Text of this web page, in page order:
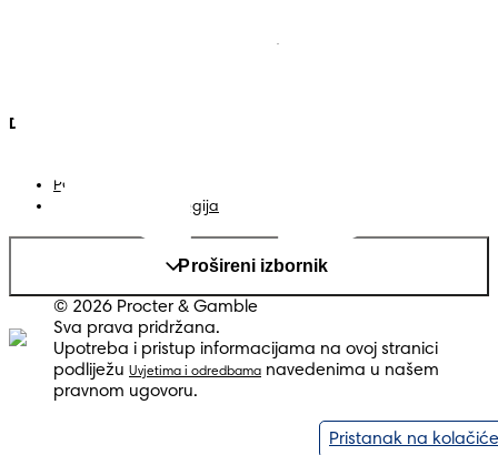
Država/regija
PG web-stranica
Promijeni država/regija
Prošireni izbornik
© 2026 Procter & Gamble
Sva prava pridržana.
Upotreba i pristup informacijama na ovoj stranici
podliježu Uvjetima i odredbama navedenima u našem
pravnom ugovoru.
Pristanak na kolačiće